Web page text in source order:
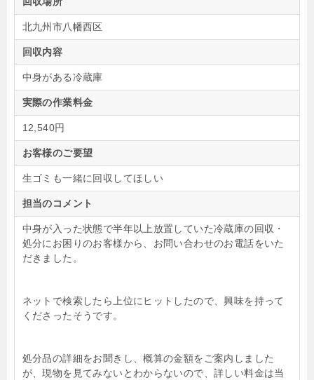
北九州市八幡西区
回収内容
中身がある冷蔵庫
実際の作業料金
12,540円
お客様のご要望
生ゴミも一緒に回収してほしい
担当のコメント
中身が入った状態で半年以上放置していた冷蔵庫の回収・
処分にお困りのお客様から、お問い合わせのお電話をいた
だきました。
ネットで検索したら上位にヒットしたので、興味を持って
くださったそうです。
処分品の詳細をお聞きし、概算の金額をご案内しました
が、現物を見てみないとわからないので、詳しい料金は当